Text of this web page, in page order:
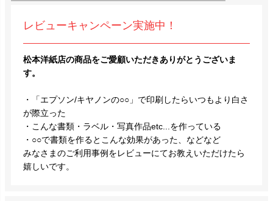
レビューキャンペーン実施中！
松本洋紙店の商品をご愛顧いただきありがとうございま
す。
・「エプソン/キヤノンの○○」で印刷したらいつもより白さ
が際立った
・こんな書類・ラベル・写真作品etc...を作っている
・○○で書類を作るとこんな効果があった、などなど
みなさまのご利用事例をレビューにてお教えいただけたら
嬉しいです。